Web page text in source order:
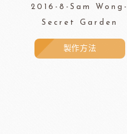
2016-8-Sam Wong-
Secret Garden
製作方法